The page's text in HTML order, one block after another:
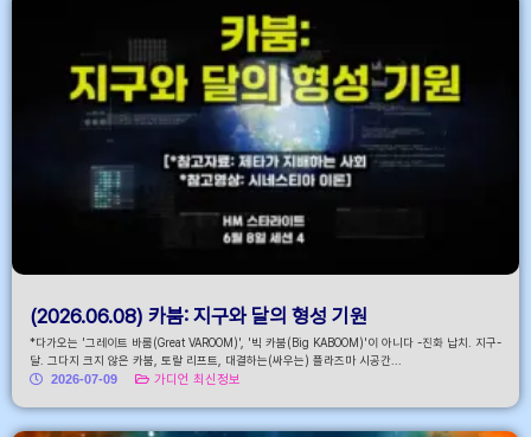
(2026.06.08) 카붐: 지구와 달의 형성 기원
*다가오는 '그레이트 바룸(Great VAROOM)', '빅 카붐(Big KABOOM)'이 아니다 -진화 납치. 지구-
달. 그다지 크지 않은 카붐, 토랄 리프트, 대결하는(싸우는) 플라즈마 시공간...
2026-07-09
가디언 최신정보